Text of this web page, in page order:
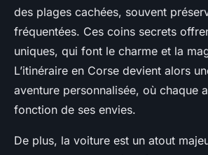
des plages cachées, souvent
fréquentées. Ces coins secrets
uniques, qui font le charme et la
L’itinéraire en Corse devient alors
aventure personnalisée, où chaque
fonction de ses envies.
De plus, la voiture est un atout